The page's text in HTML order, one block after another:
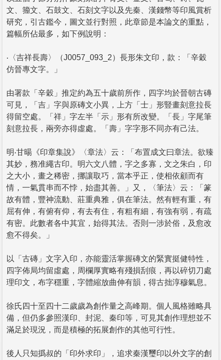
文、籀文、石鼓文、石刻文字以及先秦、漢錢幣等印風賞析
研究，引古鑑今，圖文並行對照，此章節是本論文的重點，
篇幅所佔最多，如下例說明：
‧〈吉祥長壽〉（J0057_093_2）長形朱文印，款：「辛穀
仿晉專文字。」
由署款「辛穀」推定約為五十歲前所作，四字均於晉朝古磚
可見，「吉」字與原磚文小異，上方「士」形豎畫刻意拉長
得留空處。「祥」字左半「示」形有所改變。「長」字尾筆
刻意拉長，兩旁亦得虛處。「壽」字字形不同亦有己法。
明‧甘暘《印章集說》〈章法〉云：「布置成文曰章法。欲臻
其妙，務准繩古印。明六文八體，字之多寡，文之朱白，印
之大小，畫之稀密，挪讓取巧，當本乎正，使相依顧而有
情，一氣貫串而不悖，始盡其善。」又，〈筆法〉云：「篆
故有體，豐神流動、莊重典雅，俱在筆法。然有輕有重，有
屈有伸，有俯有仰，有去有住，有粗有細，有強有弱，有疏
有密。此數者各中其宜，始得其法。否則一涉於俗，及愈改
愈不得矣。」
以「古磚」文字入印，亦能靈活掌握磚文的緊實挺健特性，
四字佈局均留虛處，周欄厚實略有殘損刮痕，再以碎切刀處
理印文，布字穩重，字體縮放曲伸有韻，得古拙淳穆氣息。
徐氏四十至四十二歲歲為創作量之高峰期。個人風格雖略具
備，但仍多參照漢印、封泥、秦印等，可見其創作理想並不
滿足於現況，而是積極的拓展創作的其他可行性。
後人只知撝叔的「印外求印」，追求秦漢璽印以外文字的創